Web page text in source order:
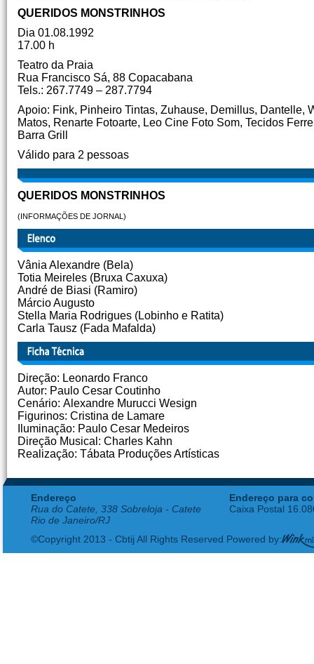
QUERIDOS MONSTRINHOS
Dia 01.08.1992
17.00 h
Teatro da Praia
Rua Francisco Sá, 88 Copacabana
Tels.: 267.7749 – 287.7794
Apoio: Fink, Pinheiro Tintas, Zuhause, Demillus, Dantelle,
Matos, Renarte Fotoarte, Leo Cine Foto Som, Tecidos
Barra Grill
Válido para 2 pessoas
QUERIDOS MONSTRINHOS
(INFORMAÇÕES DE JORNAL)
Vânia Alexandre (Bela)
Totia Meireles (Bruxa Caxuxa)
André de Biasi (Ramiro)
Márcio Augusto
Stella Maria Rodrigues (Lobinho e Ratita)
Carla Tausz (Fada Mafalda)
Direção: Leonardo Franco
Autor: Paulo Cesar Coutinho
Cenário: Alexandre Murucci Wesign
Figurinos: Cristina de Lamare
Iluminação: Paulo Cesar Medeiros
Direção Musical: Charles Kahn
Realização: Tábata Produções Artísticas
Endereço
Rua do Catete, 338 Sobreloja - Catete
Rio de Janeiro/RJ
Endereço para
Caixa Postal
©Copyright 2013 - Cbtij All Rights Reserved Powered by: